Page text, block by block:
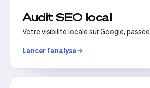
Audit SEO local
Votre visibilité locale sur Google,
Lancer l'analyse